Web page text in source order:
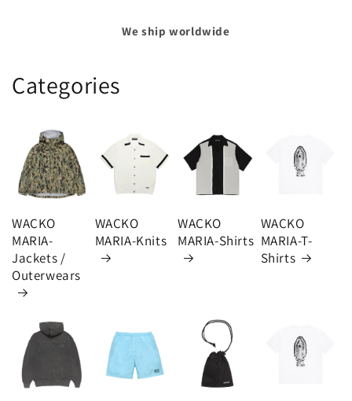
We ship worldwide
Categories
WACKO
MARIA-
Jackets /
Outerwears
WACKO
MARIA-Knits
WACKO
MARIA-Shirts
WACKO
MARIA-T-
Shirts